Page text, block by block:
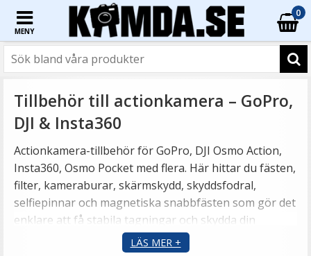
MENY
0
Tillbehör till actionkamera – GoPro,
DJI & Insta360
Actionkamera-tillbehör för GoPro, DJI Osmo Action,
Insta360, Osmo Pocket med flera. Här hittar du fästen,
filter, kameraburar, skärmskydd, skyddsfodral,
selfiepinnar och magnetiska snabbfästen som gör det
enklare att få stabila tagningar och skydda din
LÄS MER +